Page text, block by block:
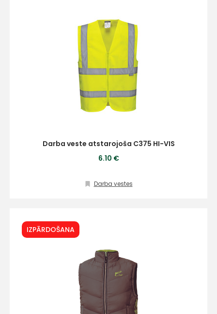
Darba veste atstarojoša C375 HI-VIS
6.10 €
Darba vestes
IZPĀRDOŠANA